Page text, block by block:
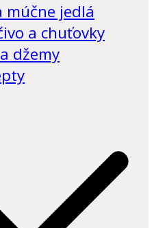
múčne jedlá
a chuťovky
džemy